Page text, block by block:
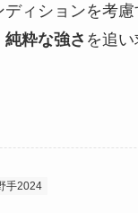
ィションを考
純粋な強さ を追
手2024